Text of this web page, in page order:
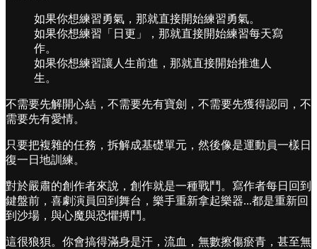
如果你想練習勇氣，那就直接開始練習勇氣。
如果你想練習「日更」，那就直接開始練習每天寫
作。
如果你想練習讓人生前進，那就直接開始推進人
生。
不需要先解開心結，不需要先有寶劍，不需要先獲得認同，不
需要先有愛情。
只要把複雜的任務，拆解成基礎單元，然後像是運動員一樣日
復一日地訓練。
對於嚴肅的創作者來說，創作就是一種戰鬥。寫作者每日回到
鍵盤前，喜劇演員回到舞台，樂手重新拿起樂器...都是重新回
到沙場，與心魔與恐懼搏鬥。
這很狼狽。你會搞得滿身是汗，流血，無數擦傷瘀青，甚至無